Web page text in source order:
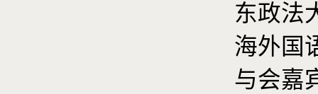
东政法
海外国
与会嘉